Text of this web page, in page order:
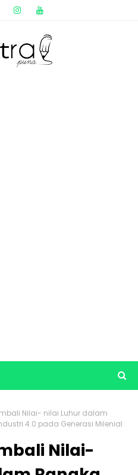
Nilai- nilai Luhur dalam
4.0 pada Generasi Milenial
Nilai-